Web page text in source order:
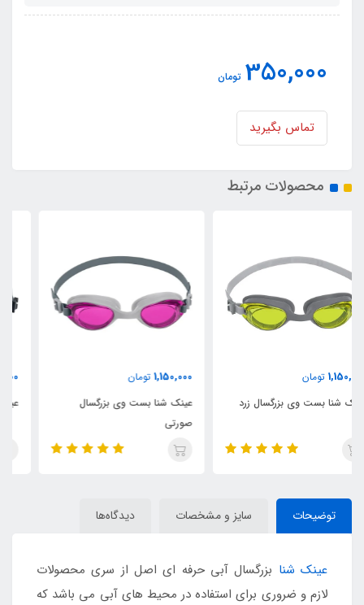
350,000 تومان
تماس بگیرید
محصولات مرتبط
1,150,000
عینک شنا بست وی بزرگسال
1,150,000
عینک شنا بست وی بزرگسال مشکی
توضیحات سایز و مشخصات دیدگاه‌ها
عینک شنا بزرگسال آبی حرفه ای اصل از سری محصولات
لازم و ضروری برای استفاده در محیط های آبی می باشد که